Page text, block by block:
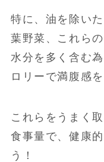
特に、油を除い
葉野菜、これら
水分を多く含む
ロリーで満腹感
これらをうまく
食事量で、健康
う！